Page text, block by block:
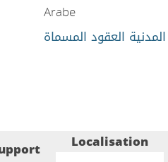
Arabe
العقود المسماة
Localisation